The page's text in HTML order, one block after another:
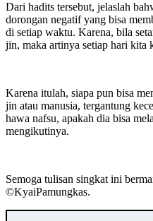
Dari hadits tersebut, jelaslah
dorongan negatif yang bisa
di setiap waktu. Karena, bila
jin, maka artinya setiap hari kita
Karena itulah, siapa pun bisa
jin atau manusia, tergantung
hawa nafsu, apakah dia bisa
mengikutinya.
Semoga tulisan singkat ini
©️KyaiPamungkas.